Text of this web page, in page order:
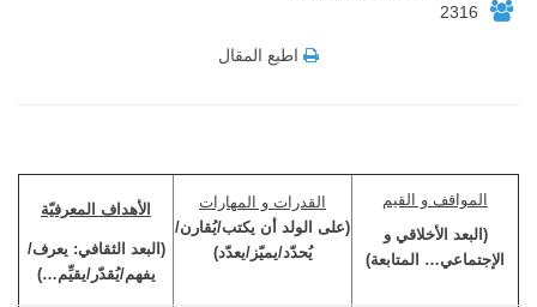
2316
اطبع المقال
الأهداف المعرفيّة
(البعد الثقافي: يعرف/
يفهم/يُقدّر/يقيِّم…)
القدرات و المهارات
(على الولد أن يكتب/يُقارن/
يُحدّد/يميّز/يعدّد)
المواقف و القيم
(البعد الأخلاقي و
الإجتماعي… المتابعة)